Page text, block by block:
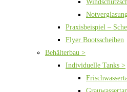
Praxisbeispiel –
Flyer Bootsscheiben
Behälterbau >
Individuelle Tanks >